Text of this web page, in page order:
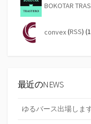
BOKOTAR
convex(RSS)
最近のNEWS
ゆるバース出場しま